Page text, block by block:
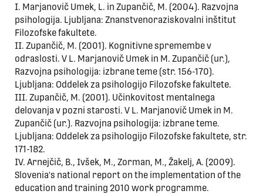
I. Marjanovič Umek, L. in Zupančič, M. (2004). Razvojna
psihologija. Ljubljana: Znanstvenoraziskovalni inštitut
Filozofske fakultete.
II. Zupančič, M. (2001). Kognitivne spremembe v
odraslosti. V L. Marjanovič Umek in M. Zupančič (ur.),
Razvojna psihologija: izbrane teme (str. 156-170).
Ljubljana: Oddelek za psihologijo Filozofske fakultete.
III. Zupančič, M. (2001). Učinkovitost mentalnega
delovanja v pozni starosti. V L. Marjanovič Umek in M.
Zupančič (ur.). Razvojna psihologija: izbrane teme.
Ljubljana: Oddelek za psihologijo Filozofske fakultete, str.
171-182.
IV. Arnejčič, B., Ivšek, M., Zorman, M., Žakelj, A. (2009).
Slovenia's national report on the implementation of the
education and training 2010 work programme.